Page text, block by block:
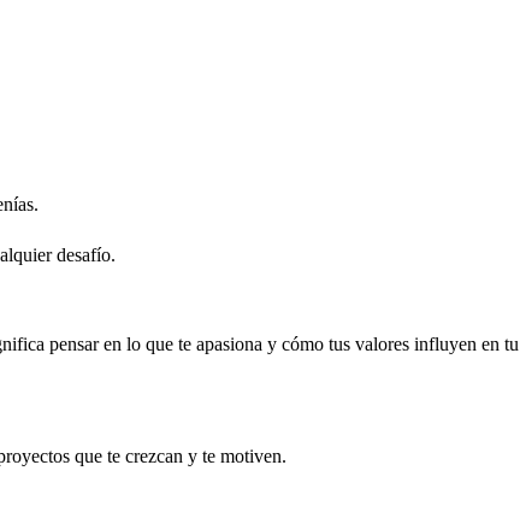
desafío.
pensar en lo que te apasiona y cómo tus valores influyen en tu
que te crezcan y te motiven.